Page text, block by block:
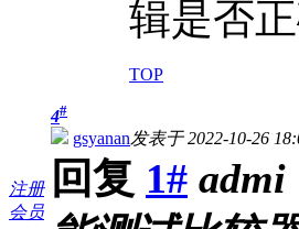
辑是否
TOP
注册
会员
4#
gsyanan发表于 2022-10-26
回复 1# admi